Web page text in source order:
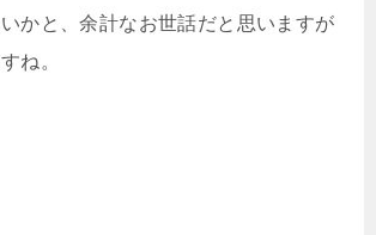
かと、余計なお世話だと思いますが
ね。